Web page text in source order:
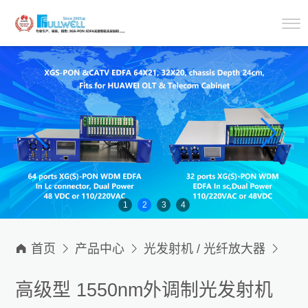
1 2 3 4
 首页  产品中心  光发射机 / 光纤放大器 
1550nm外调制光发射机
高级型 1550nm外调制光发射机